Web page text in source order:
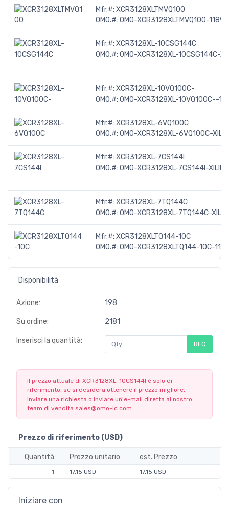
Mfr.#: XCR3128XLTMVQ100
OMO.#: OMO-XCR3128XLTMVQ100-1189
Mfr.#: XCR3128XL-10CSG144C
OMO.#: OMO-XCR3128XL-10CSG144C-
Mfr.#: XCR3128XL-10VQ100C-
OMO.#: OMO-XCR3128XL-10VQ100C--
Mfr.#: XCR3128XL-6VQ100C
OMO.#: OMO-XCR3128XL-6VQ100C-
Mfr.#: XCR3128XL-7CS144I
OMO.#: OMO-XCR3128XL-7CS144I-XILINX
Mfr.#: XCR3128XL-7TQ144C
OMO.#: OMO-XCR3128XL-7TQ144C-
Mfr.#: XCR3128XLTQ144-10C
OMO.#: OMO-XCR3128XLTQ144-10C-
Disponibilità
Azione: 198
Su ordine: 2181
Inserisci la quantità: RFQ
Il prezzo attuale di XCR3128XL-10CS144I è solo di
riferimento, se si desidera ottenere il prezzo migliore,
inviare una richiesta o inviare un'e-mail diretta al nostro
team di vendita sales@omo-ic.com
Prezzo di riferimento (USD)
Quantità Prezzo unitario est. Prezzo
1 17,15 USD 17,15 USD
Iniziare con